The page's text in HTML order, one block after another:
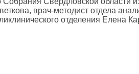
врач-методист отдела
отделения Елена